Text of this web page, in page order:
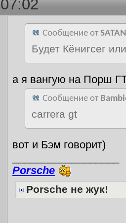
Сообщение от
Будет Кёнигсег
а я вангую на Порш
Сообщение от
carrera gt
вот и Бэм говорит)
Porsche
Porsche не жук!